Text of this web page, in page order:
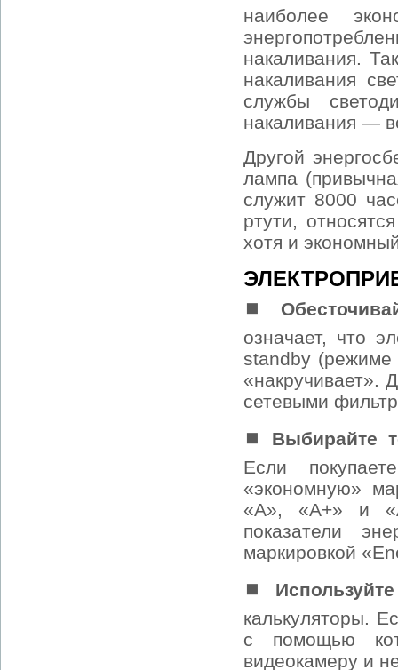
наиболее
накаливания.
накаливания
службы
накаливания —
Другой
лампа
служит 8000
ртути,
хотя и
⏹
означает, что
standby (режиме
«накручивает».
сетевыми
⏹ Выбирайте
Если
«экономную»
«А», «А+» и
показатели
маркировкой
⏹
калькуляторы.
с помощью
видеокамеру и